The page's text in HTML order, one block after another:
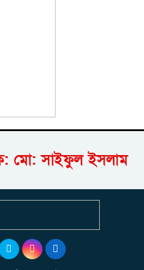
মো: সাইফুল ইসলাম